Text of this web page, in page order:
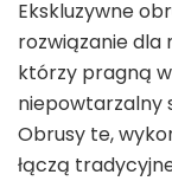
Ekskluzywne
rozwiązanie dla
którzy pragną
niepowtarzalny
Obrusy te,
łączą